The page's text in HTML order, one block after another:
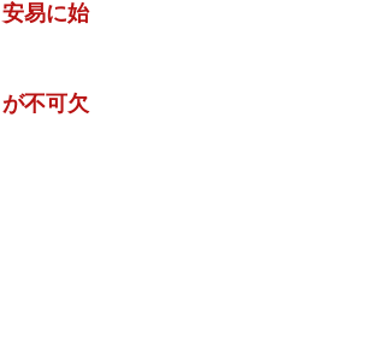
易に始
不可欠